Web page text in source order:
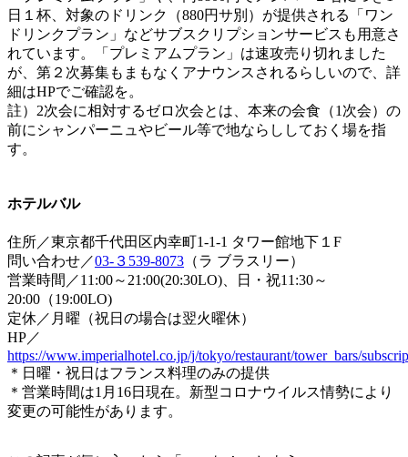
日１杯、対象のドリンク（880円サ別）が提供される「ワン
ドリンクプラン」などサブスクリプションサービスも用意さ
れています。「プレミアムプラン」は速攻売り切れました
が、第２次募集もまもなくアナウンスされるらしいので、詳
細はHPでご確認を。
註）2次会に相対するゼロ次会とは、本来の会食（1次会）の
前にシャンパーニュやビール等で地ならししておく場を指
す。
ホテルバル
住所／東京都千代田区内幸町1-1-1 タワー館地下１F
問い合わせ／03- ３539-8073 （ラ ブラスリー）
営業時間／11:00～21:00(20:30LO)、日・祝11:30～
20:00（19:00LO)
定休／月曜（祝日の場合は翌火曜休）
HP／
https://www.imperialhotel.co.jp/j/tokyo/restaurant/tower_bars/
＊日曜・祝日はフランス料理のみの提供
＊営業時間は1月16日現在。新型コロナウイルス情勢により
変更の可能性があります。